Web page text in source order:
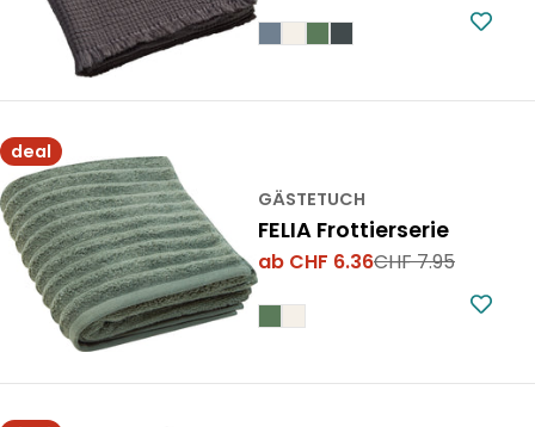
deal
GÄSTETUCH
FELIA Frottierserie
Verkaufspreis
ab CHF 6.36
Regulärer
CHF 7.95